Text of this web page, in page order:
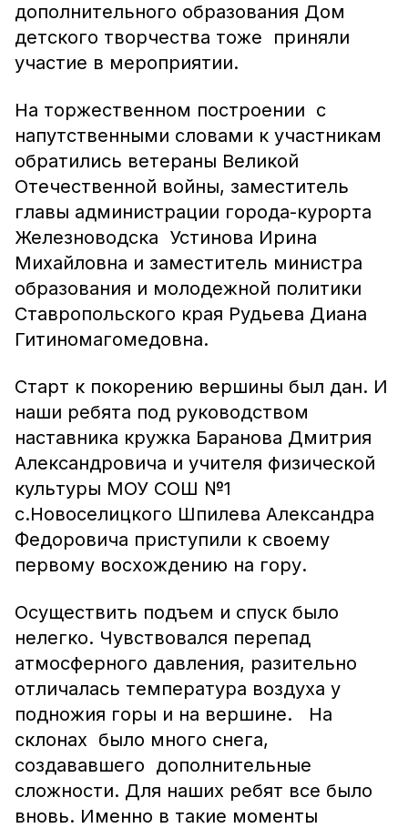
дополнительного образования Дом
детского творчества тоже приняли
участие в мероприятии.
На торжественном построении с
напутственными словами к участникам
обратились ветераны Великой
Отечественной войны, заместитель
главы администрации города-курорта
Железноводска Устинова Ирина
Михайловна и заместитель министра
образования и молодежной политики
Ставропольского края Рудьева Диана
Гитиномагомедовна.
Старт к покорению вершины был дан. И
наши ребята под руководством
наставника кружка Баранова Дмитрия
Александровича и учителя физической
культуры МОУ СОШ №1
с.Новоселицкого Шпилева Александра
Федоровича приступили к своему
первому восхождению на гору.
Осуществить подъем и спуск было
нелегко. Чувствовался перепад
атмосферного давления, разительно
отличалась температура воздуха у
подножия горы и на вершине. На
склонах было много снега,
создававшего дополнительные
сложности. Для наших ребят все было
вновь. Именно в такие моменты